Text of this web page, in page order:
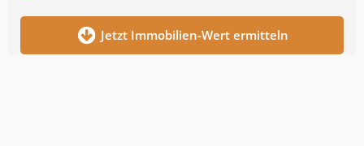
Jetzt Immobilien-Wert ermitteln